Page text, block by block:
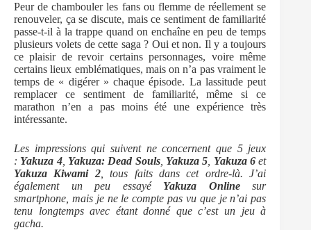
Peur de chambouler les fans ou flemme de réellement se
renouveler, ça se discute, mais ce sentiment de familiarité
passe-t-il à la trappe quand on enchaîne en peu de temps
plusieurs volets de cette saga ? Oui et non. Il y a toujours
ce plaisir de revoir certains personnages, voire même
certains lieux emblématiques, mais on n’a pas vraiment le
temps de « digérer » chaque épisode. La lassitude peut
remplacer ce sentiment de familiarité, même si ce
marathon n’en a pas moins été une expérience très
intéressante.
Les impressions qui suivent ne concernent que 5 jeux
: Yakuza 4, Yakuza: Dead Souls, Yakuza 5 Yakuza 6et
Yakuza Kiwami 2, tous faits dans cet ordre-là. J’ai
également un peu essayé Yakuza Onlinesur
smartphone, mais je ne le compte pas vu que je n’ai pas
tenu longtemps avec étant donné que c’est un jeu à
gacha.